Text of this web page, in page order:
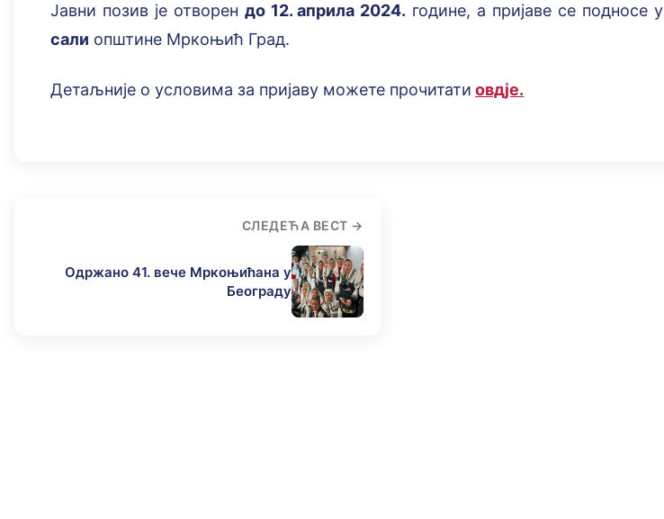
Јавни позив је отворен до 12. априла 2024. године, а пријаве се подносе у
сали општине Мркоњић Град.
Детаљније о условима за пријаву можете прочитати овдје.
СЛЕДЕЋА ВЕСТ
Одржано 41. вече Мркоњићана у
Бeограду